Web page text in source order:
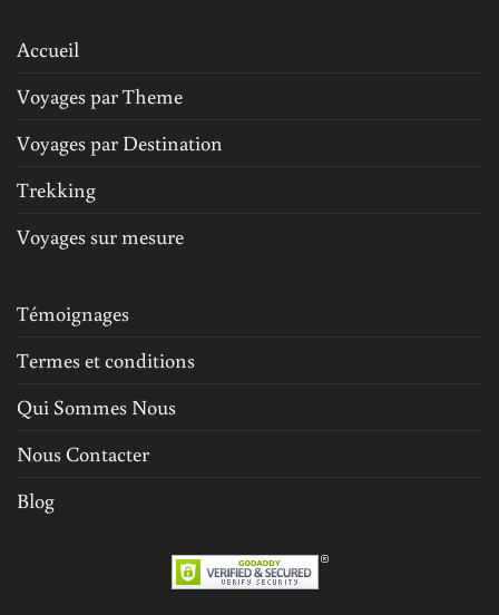
Accueil
Voyages par Theme
Voyages par Destination
Trekking
Voyages sur mesure
Témoignages
Termes et conditions
Qui Sommes Nous
Nous Contacter
Blog